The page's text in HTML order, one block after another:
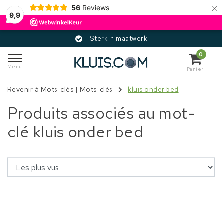
9,9
56 Reviews ×
Sterk in maatwerk
Menu
0
Panier
Revenir à Mots-clés | Mots-clés kluis onder bed
Produits associés au mot-
clé kluis onder bed